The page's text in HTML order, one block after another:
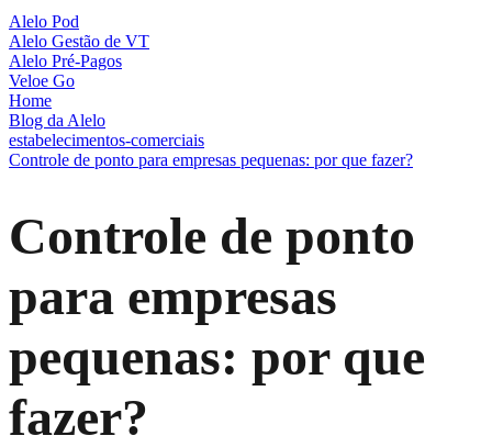
Alelo Pod
Alelo Gestão de VT
Alelo Pré-Pagos
Veloe Go
Home
Blog da Alelo
estabelecimentos-comerciais
Controle de ponto para empresas pequenas: por que fazer?
Controle de ponto
para empresas
pequenas: por que
fazer?